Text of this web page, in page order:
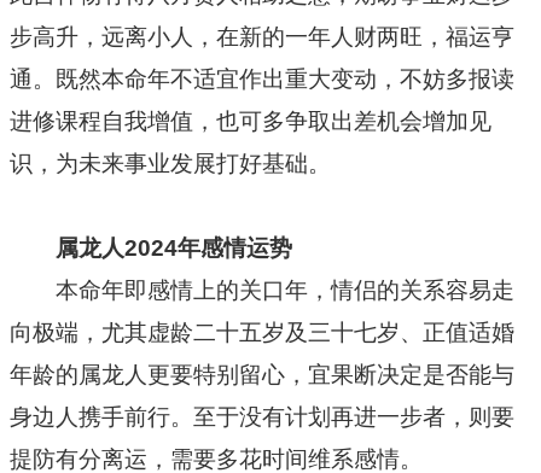
步高升，远离小人，在新的一年人财两旺，福运亨
通。既然本命年不适宜作出重大变动，不妨多报读
进修课程自我增值，也可多争取出差机会增加见
识，为未来事业发展打好基础。
属龙人2024年感情运势
本命年即感情上的关口年，情侣的关系容易走
向极端，尤其虚龄二十五岁及三十七岁、正值适婚
年龄的属龙人更要特别留心，宜果断决定是否能与
身边人携手前行。至于没有计划再进一步者，则要
提防有分离运，需要多花时间维系感情。